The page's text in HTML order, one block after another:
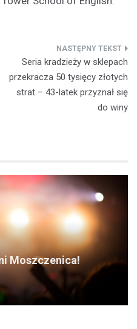
Seria kradzieży w sklepach
przekracza 50 tysięcy złotych
strat – 43-latek przyznał się
do winy
Moszczenica!